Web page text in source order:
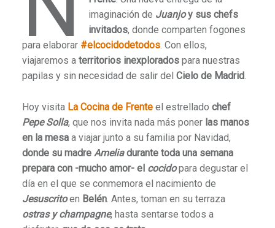
imaginación de Juanjoy sus chefs
invitados, donde comparten fogones
para elaborar #elcocidodetodos. Con ellos,
viajaremos a territorios inexploradospara nuestras
papilas y sin necesidad de salir del Cielo de Madrid.
Hoy visita La Cocina de Frenteel estrellado chef
Pepe Solla, que nos invita nada más poner las manos
en la mesaa viajar junto a su familia por Navidad,
donde su madre Ameliadurante toda una semana
prepara con -mucho amor- el cocidopara degustar el
día en el que se conmemora el nacimiento de
Jesuscrito en Belén. Antes, toman en su terraza
ostras y champagne, hasta sentarse todos a